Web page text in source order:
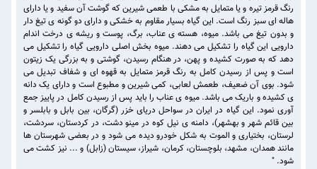
رنگ قرمز تیره و یا متمایل به مشکی با طعمی شیرین که گوشت آن سفید و یا دارای
هاله ای سبز رنگ است. این گیاه بسیار مقاوم به خشکی و دارای دو گونه ی تیغ دار
و بدون تیغ می باشد. میوه، هسته ی عناب، برگ، پوست و ریشه ی درخت اندام
دارویی این گیاه را تشکیل می دهند. میوه بخش اصلی دارویی گیاه را تشکیل می
دهد که به صورت کشیده و پهن، در هنگام رسیدن، گوشتی و به بزرگی یک زیتون
است و پس از رسیدن کامل به رنگ قرمز متمایل به قهوه ای و شفاف تبدیل می
شود. بوی آن ضعیف، طعمش لعابی، کمی شیرین و مطبوع است و دارای یک دانه
ی کشیده و باریک می باشد. میوه ی عناب را باید پس از رسیدن کامل در پاییز جمع
آوری نمود. این گیاه در ایران در سواحل دریای خزر (گرگان، بین بابل و بابلسر و
بین قائم شهر و بهشهر)، دامنه ی نیل کوه در مینو دشت، در کردستان، سردشت،
لرستان، بختیاری و الموت به شکل خودرو دیده می شود و در بعضی شهرستان ها
مانند همدان، مشهد، بلوچستان، کرمان، شیراز، سیستان (زابل) و ... نیز کشت می
شود. "